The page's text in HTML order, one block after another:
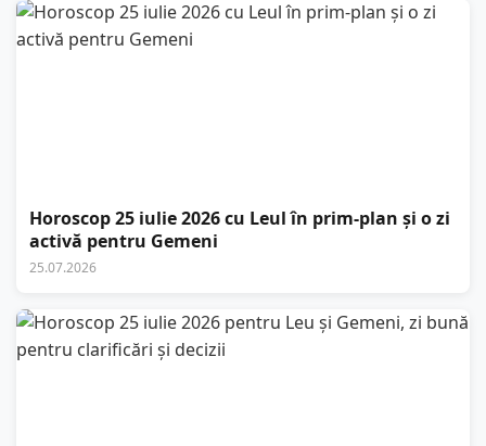
Horoscop 25 iulie 2026 cu Leul în prim-plan și o zi
activă pentru Gemeni
25.07.2026